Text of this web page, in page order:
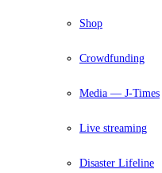
Shop
Crowdfunding
Media — J-Times
Live streaming
Disaster Lifeline